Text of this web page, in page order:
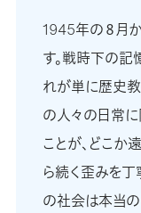
1945年の８月
す。戦時下の記
れが単に歴史
の人々の日常
ことが、どこか
ら続く歪みを丁
の社会は本当